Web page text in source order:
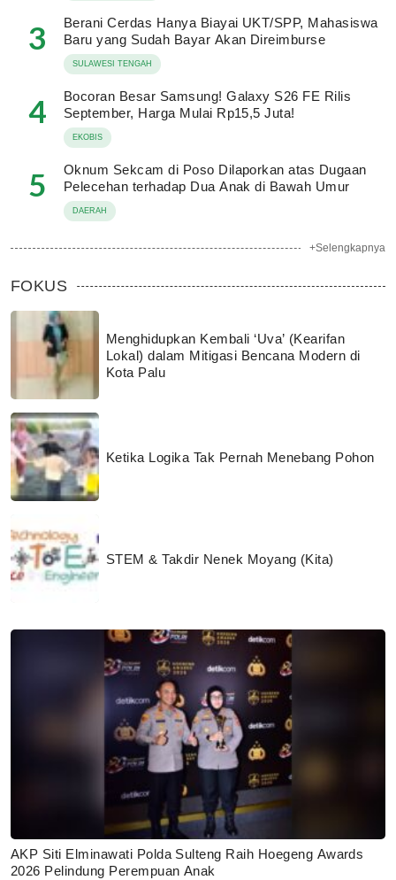
3
Berani Cerdas Hanya Biayai UKT/SPP, Mahasiswa
Baru yang Sudah Bayar Akan Direimburse
SULAWESI TENGAH
4
Bocoran Besar Samsung! Galaxy S26 FE Rilis
September, Harga Mulai Rp15,5 Juta!
EKOBIS
5
Oknum Sekcam di Poso Dilaporkan atas Dugaan
Pelecehan terhadap Dua Anak di Bawah Umur
DAERAH
+Selengkapnya
FOKUS
Menghidupkan Kembali ‘Uva’ (Kearifan
Lokal) dalam Mitigasi Bencana Modern di
Kota Palu
Ketika Logika Tak Pernah Menebang Pohon
STEM & Takdir Nenek Moyang (Kita)
AKP Siti Elminawati Polda Sulteng Raih Hoegeng Awards
2026 Pelindung Perempuan Anak